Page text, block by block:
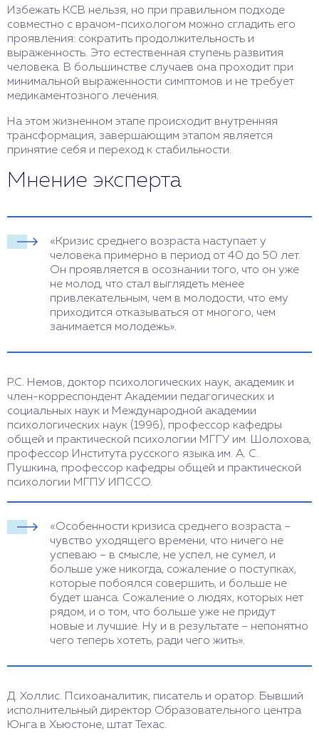
Избежать КСВ нельзя, но при правильном подходе
совместно с врачом-психологом можно сгладить его
проявления: сократить продолжительность и
выраженность. Это естественная ступень развития
человека. В большинстве случаев она проходит при
минимальной выраженности симптомов и не требует
медикаментозного лечения.
На этом жизненном этапе происходит внутренняя
трансформация, завершающим этапом является
принятие себя и переход к стабильности.
Мнение эксперта
«Кризис среднего возраста наступает у
человека примерно в период от 40 до 50 лет.
Он проявляется в осознании того, что он уже
не молод, что стал выглядеть менее
привлекательным, чем в молодости, что ему
приходится отказываться от многого, чем
занимается молодежь».
Р.С. Немов, доктор психологических наук, академик и
член-корреспондент Академии педагогических и
социальных наук и Международной академии
психологических наук (1996), профессор кафедры
общей и практической психологии МГГУ им. Шолохова,
профессор Института русского языка им. А. С.
Пушкина, профессор кафедры общей и практической
психологии МГПУ ИПССО.
«Особенности кризиса среднего возраста –
чувство уходящего времени, что ничего не
успеваю – в смысле, не успел, не сумел, и
больше уже никогда, сожаление о поступках,
которые побоялся совершить, и больше не
будет шанса. Сожаление о людях, которых нет
рядом, и о том, что больше уже не придут
новые и лучшие. Ну и в результате – непонятно
чего теперь хотеть, ради чего жить».
Д. Холлис. Психоаналитик, писатель и оратор. Бывший
исполнительный директор Образовательного центра
Юнга в Хьюстоне, штат Техас.